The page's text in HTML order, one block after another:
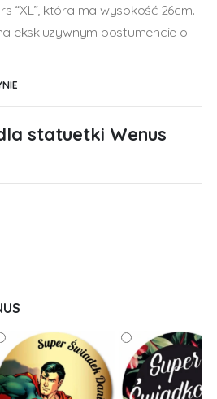
“XL”, która ma wysokość 26cm.
ekskluzywnym postumencie o
statuetki Wenus